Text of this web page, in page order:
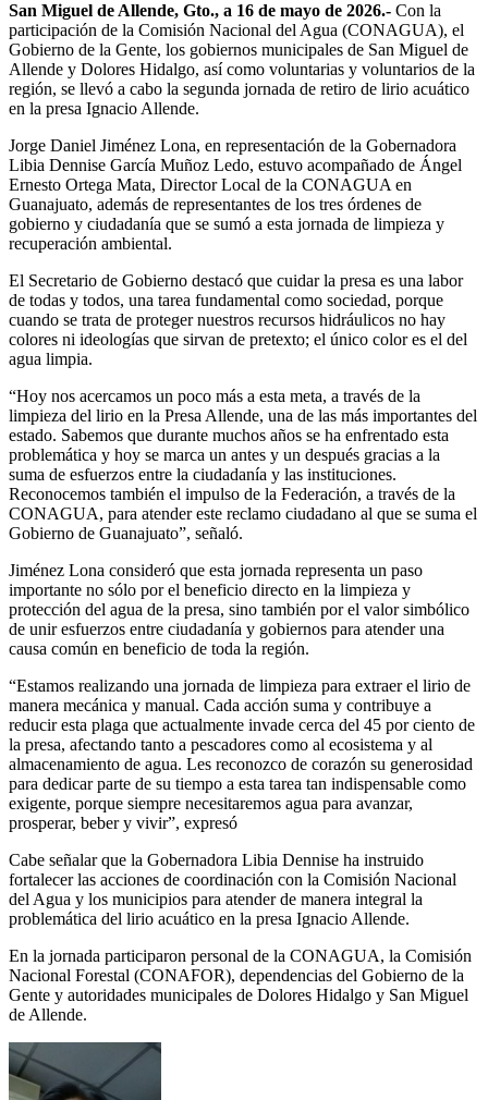
San Miguel de Allende, Gto., a 16 de mayo de 2026.- Con la
participación de la Comisión Nacional del Agua (CONAGUA), el
Gobierno de la Gente, los gobiernos municipales de San Miguel de
Allende y Dolores Hidalgo, así como voluntarias y voluntarios de la
región, se llevó a cabo la segunda jornada de retiro de lirio acuático
en la presa Ignacio Allende.
Jorge Daniel Jiménez Lona, en representación de la Gobernadora
Libia Dennise García Muñoz Ledo, estuvo acompañado de Ángel
Ernesto Ortega Mata, Director Local de la CONAGUA en
Guanajuato, además de representantes de los tres órdenes de
gobierno y ciudadanía que se sumó a esta jornada de limpieza y
recuperación ambiental.
El Secretario de Gobierno destacó que cuidar la presa es una labor
de todas y todos, una tarea fundamental como sociedad, porque
cuando se trata de proteger nuestros recursos hidráulicos no hay
colores ni ideologías que sirvan de pretexto; el único color es el del
agua limpia.
“Hoy nos acercamos un poco más a esta meta, a través de la
limpieza del lirio en la Presa Allende, una de las más importantes del
estado. Sabemos que durante muchos años se ha enfrentado esta
problemática y hoy se marca un antes y un después gracias a la
suma de esfuerzos entre la ciudadanía y las instituciones.
Reconocemos también el impulso de la Federación, a través de la
CONAGUA, para atender este reclamo ciudadano al que se suma el
Gobierno de Guanajuato”, señaló.
Jiménez Lona consideró que esta jornada representa un paso
importante no sólo por el beneficio directo en la limpieza y
protección del agua de la presa, sino también por el valor simbólico
de unir esfuerzos entre ciudadanía y gobiernos para atender una
causa común en beneficio de toda la región.
“Estamos realizando una jornada de limpieza para extraer el lirio de
manera mecánica y manual. Cada acción suma y contribuye a
reducir esta plaga que actualmente invade cerca del 45 por ciento de
la presa, afectando tanto a pescadores como al ecosistema y al
almacenamiento de agua. Les reconozco de corazón su generosidad
para dedicar parte de su tiempo a esta tarea tan indispensable como
exigente, porque siempre necesitaremos agua para avanzar,
prosperar, beber y vivir”, expresó
Cabe señalar que la Gobernadora Libia Dennise ha instruido
fortalecer las acciones de coordinación con la Comisión Nacional
del Agua y los municipios para atender de manera integral la
problemática del lirio acuático en la presa Ignacio Allende.
En la jornada participaron personal de la CONAGUA, la Comisión
Nacional Forestal (CONAFOR), dependencias del Gobierno de la
Gente y autoridades municipales de Dolores Hidalgo y San Miguel
de Allende.